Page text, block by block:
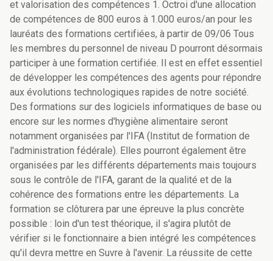
et valorisation des compétences 1. Octroi d'une allocation
de compétences de 800 euros à 1.000 euros/an pour les
lauréats des formations certifiées, à partir de 09/06 Tous
les membres du personnel de niveau D pourront désormais
participer à une formation certifiée. Il est en effet essentiel
de développer les compétences des agents pour répondre
aux évolutions technologiques rapides de notre société.
Des formations sur des logiciels informatiques de base ou
encore sur les normes d'hygiène alimentaire seront
notamment organisées par l'IFA (Institut de formation de
l'administration fédérale). Elles pourront également être
organisées par les différents départements mais toujours
sous le contrôle de l'IFA, garant de la qualité et de la
cohérence des formations entre les départements. La
formation se clôturera par une épreuve la plus concrète
possible : loin d'un test théorique, il s'agira plutôt de
vérifier si le fonctionnaire a bien intégré les compétences
qu'il devra mettre en Suvre à l'avenir. La réussite de cette